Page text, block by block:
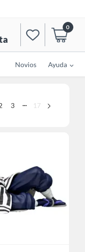
0
Novios Ayuda
3 ... 17